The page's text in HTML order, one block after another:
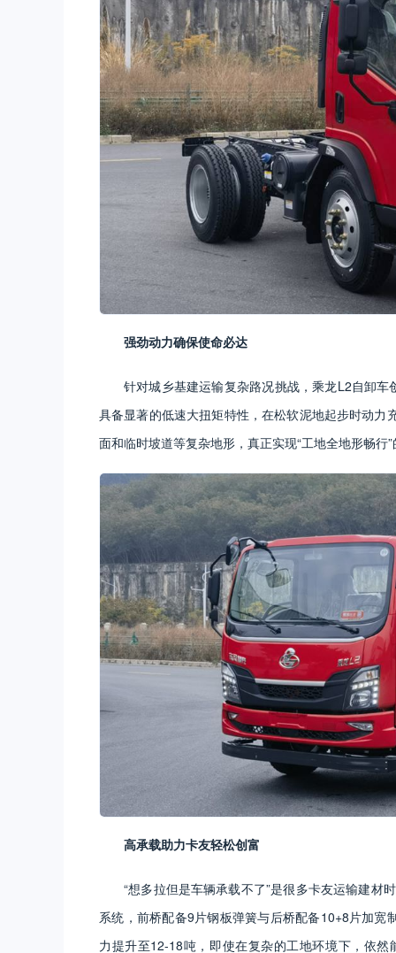
强劲动力确保使命必达
针对城乡基建运输复杂路况挑战，乘龙L2自卸
具备显著的低速大扭矩特性，在松软泥地起步时动
面和临时坡道等复杂地形，真正实现“工地全地形畅行
高承载助力卡友轻松创富
“想多拉但是车辆承载不了”是很多卡友运输建材
系统，前桥配备9片钢板弹簧与后桥配备10+8片加
力提升至12-18吨，即使在复杂的工地环境下，依